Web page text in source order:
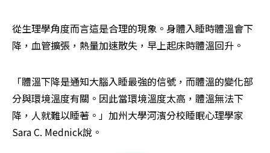
從生理學角度而言這是合理的現象。身體入睡時體溫會下
降，血管擴張，熱量加速散失，早上起床時體溫回升。
「體溫下降是通知大腦入睡最強的信號，而體溫的變化部
分與環境溫度有關。因此當環境溫度太高，體溫無法下
降，人就難以睡著。」加州大學河濱分校睡眠心理學家
Sara C. Mednick說。